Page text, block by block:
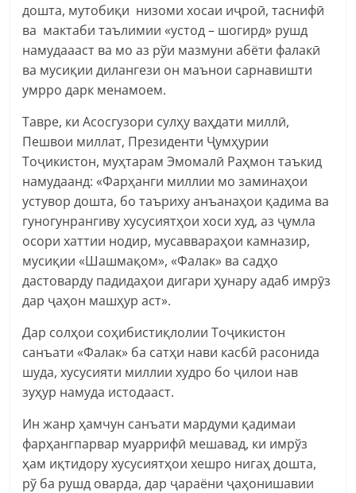
дошта, мутобиқи низоми хосаи иҷроӣ, таснифӣ
ва мактаби таълимии «устод – шогирд» рушд
намудаааст ва мо аз рўи мазмуни абёти фалакӣ
ва мусиқии дилангези он маънои сарнавишти
умрро дарк менамоем.
Тавре, ки Асосгузори сулҳу ваҳдати миллӣ,
Пешвои миллат, Президенти Ҷумҳурии
Тоҷикистон, муҳтарам Эмомалӣ Раҳмон таъкид
намудаанд: «Фарҳанги миллии мо заминаҳои
устувор дошта, бо таъриху анъанаҳои қадима ва
гуногунрангиву хусусиятҳои хоси худ, аз ҷумла
осори хаттии нодир, мусаввараҳои камназир,
мусиқии «Шашмақом», «Фалак» ва садҳо
дастоварду падидаҳои дигари ҳунару адаб имрӯз
дар ҷаҳон машҳур аст».
Дар солҳои соҳибистиқлолии Тоҷикистон
санъати «Фалак» ба сатҳи нави касбӣ расонида
шуда, хусусияти миллии худро бо ҷилои нав
зуҳур намуда истодааст.
Ин жанр ҳамчун санъати мардуми қадимаи
фарҳангпарвар муаррифӣ мешавад, ки имрўз
ҳам иқтидору хусусиятҳои хешро нигаҳ дошта,
рў ба рушд оварда, дар ҷараёни ҷаҳонишавии